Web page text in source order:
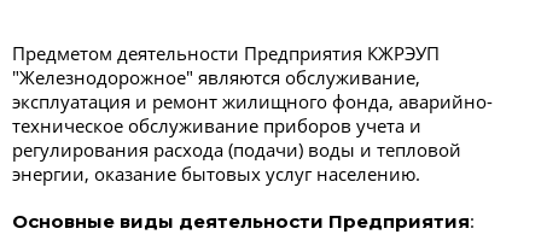
Предметом деятельности Предприятия КЖРЭУП
"Железнодорожное" являются обслуживание,
эксплуатация и ремонт жилищного фонда, аварийно-
техническое обслуживание приборов учета и
регулирования расхода (подачи) воды и тепловой
энергии, оказание бытовых услуг населению.
Основные виды деятельности Предприятия: